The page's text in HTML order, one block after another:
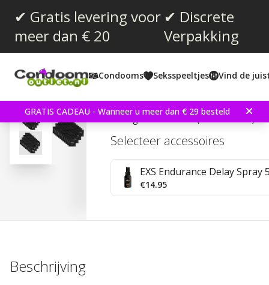
✔ Gratis levering voor
meer dan € 20
✔ Discrete
Verpakking
Condooms Seksspeeltjes Vind de
GRATIS CADEAU - Wanneer u meer dan € 29 besteld
Reviews (3
EXS Jumbo 48 stuks
Selecteer accessoires
EXS Endurance Delay Spray
€14.95
Beschrijving